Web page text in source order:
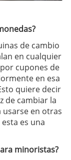
de cambio
en cualquier
cupones de
en esa
quiere decir
de cambiar la
en otras
es una
minoristas?